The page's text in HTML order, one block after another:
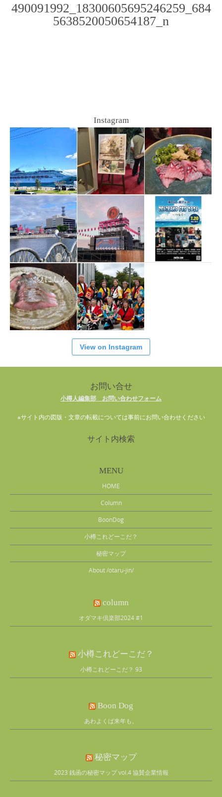
490091992_18300605695246259_684
5638520050654187_n
Instagram
View on Instagram
お問い合せ
小樽人編集部 お問い合わせフォーム
※サイト内の図版・文章の転載については事前にお問い合わせください
サイト内検索
MENU
HOME
Column
BoonDog
小樽これどーこだ？
秘密マップ
About /otaru-jin/
column
オダマキ倶楽部2024 #1
小樽これどーこだ？
小樽これどーこだ？ 93
Boon Dog
あわよくば来年も。
秘密マップ
2023 銭函の秘密マップ vol.4 協賛企業情報